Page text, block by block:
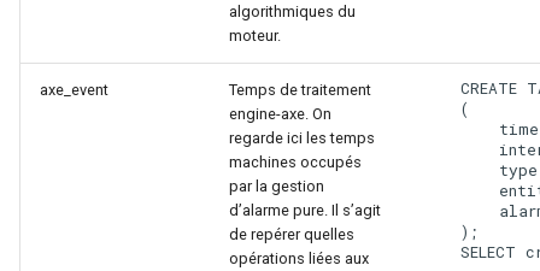
algorithmiques du
moteur.
axe_event
Temps de traitement
engine-axe. On
regarde ici les temps
machines occupés
par la gestion
d’alarme pure. Il s’agit
de repérer quelles
opérations liées aux
CREATE
    (
    );